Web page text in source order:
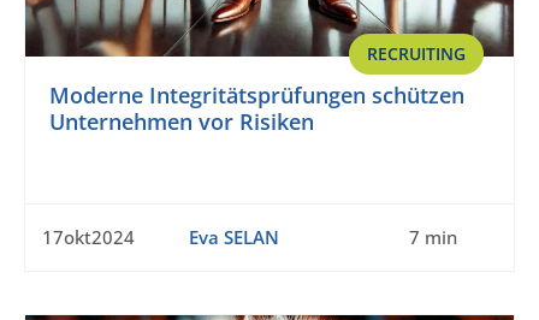
RECRUITING
Moderne Integritätsprüfungen schützen
Unternehmen vor Risiken
17okt2024 Eva SELAN 7 min